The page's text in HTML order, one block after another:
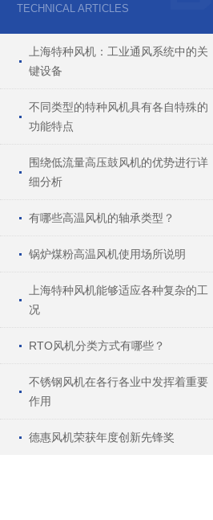
TECHNICAL ARTICLES
上海特种风机：工业通风系统中的关
键设备
不同类型的特种风机具有各自特殊的
功能特点
围绕低流量高压鼓风机的优势进行详
细分析
有哪些高温风机的轴承类型？
锅炉煤粉高温风机使用场所说明
上海特种风机能够适应各种复杂的工
况
RTO风机分类方式有哪些？
不锈钢风机在各行各业中发挥着重要
作用
德惠风机荣获年度创新先锋奖